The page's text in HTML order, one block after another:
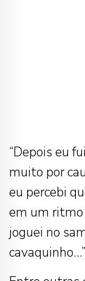
“Depois eu
muito por
eu percebi
em um ritmo
joguei no